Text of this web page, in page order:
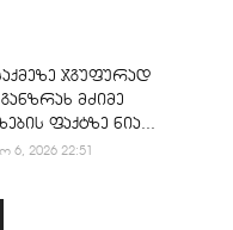
ჯგუფურად
მძიმე
ფაქტზე ნია...
6, 2026 22:51